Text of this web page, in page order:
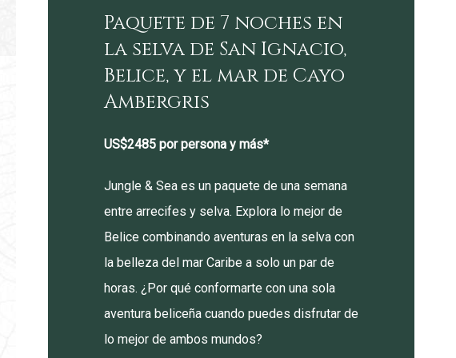
Paquete de 7 noches en
la selva de San Ignacio,
Belice, y el mar de Cayo
Ambergris
US$2485 por persona y más*
Jungle & Sea es un paquete de una semana
entre arrecifes y selva. Explora lo mejor de
Belice combinando aventuras en la selva con
la belleza del mar Caribe a solo un par de
horas. ¿Por qué conformarte con una sola
aventura beliceña cuando puedes disfrutar de
lo mejor de ambos mundos?